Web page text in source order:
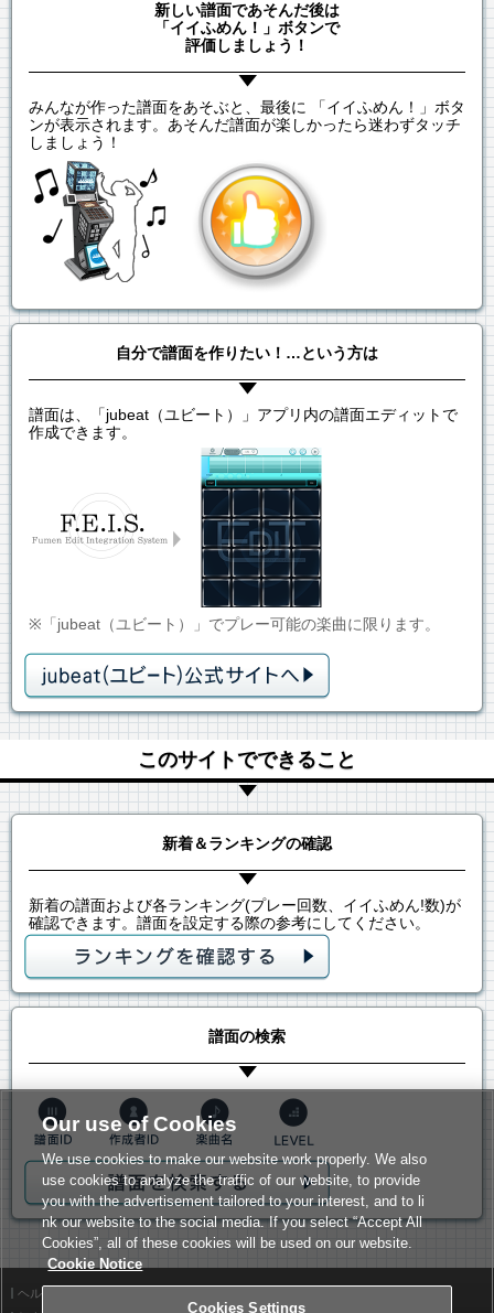
新しい譜面であそんだ後は
「イイふめん！」ボタンで
評価しましょう！
みんなが作った譜面をあそぶと、最後に 「イイふめん！」ボタ
ンが表示されます。あそんだ譜面が楽しかったら迷わずタッチ
しましょう！
自分で譜面を作りたい！…という方は
譜面は、「jubeat（ユビート）」アプリ内の譜面エディットで
作成できます。
※「jubeat（ユビート）」でプレー可能の楽曲に限ります。
このサイトでできること
新着＆ランキングの確認
新着の譜面および各ランキング(プレー回数、イイふめん!数)が
確認できます。譜面を設定する際の参考にしてください。
譜面の検索
ヘルプ
Our use of Cookies
We use cookies to make our website work properly. We also
use cookies to analyze the traffic of our website, to provide
you with the advertisement tailored to your interest, and to li
nk our website to the social media. If you select “Accept All
Cookies”, all of these cookies will be used on our website.
Cookie Notice
Cookies Settings